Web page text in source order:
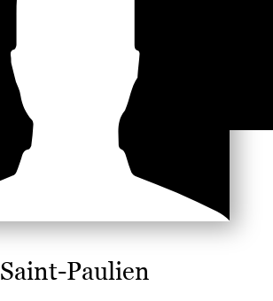
Saint-Paulien